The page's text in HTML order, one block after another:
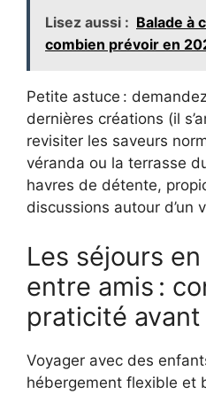
Lisez aussi : Balade à
combien prévoir en
Petite astuce :
dernières créations (il
revisiter les saveurs
véranda ou la terrasse
havres de détente,
discussions autour d’un
Les séjours
entre amis :
praticité
Voyager avec des
hébergement flexible et